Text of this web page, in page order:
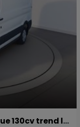
FORD Transit 310 fwd 2.0 ecoblue 130cv trend l2h2